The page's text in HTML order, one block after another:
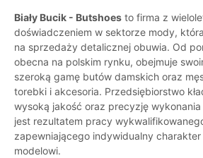
Biały Bucik - Butshoes to firma z
doświadczeniem w sektorze mody,
na sprzedaży detalicznej obuwia. Od
obecna na polskim rynku, obejmuje
szeroką gamę butów damskich oraz
torebki i akcesoria. Przedsiębiorstwo
wysoką jakość oraz precyzję
jest rezultatem pracy
zapewniającego indywidualny
modelowi.